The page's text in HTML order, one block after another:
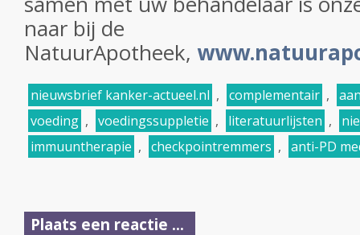
naar bij de
NatuurApotheek,
nieuwsbrief kanker-actueel.nl , complementair ,
voeding , voedingssuppletie , literatuurlijsten ,
immuuntherapie , checkpointremmers , anti-PD
Plaats een reactie ...